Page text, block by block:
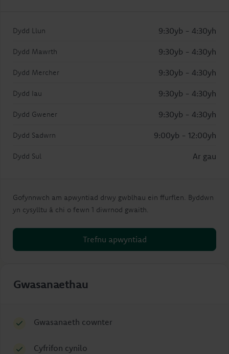
Dydd Llun 9:30yb - 4:30yh
Dydd Mawrth 9:30yb - 4:30yh
Dydd Mercher 9:30yb - 4:30yh
Dydd Iau 9:30yb - 4:30yh
Dydd Gwener 9:30yb - 4:30yh
Dydd Sadwrn 9:00yb - 12:00yh
Dydd Sul Ar gau
Gofynnwch am apwyntiad drwy gwblhau ein ffurflen. Byddwn
yn cysylltu â chi o fewn 1 diwrnod gwaith.
Trefnu apwyntiad
Gwasanaethau
Gwasanaeth cownter
Cyfrifon cynilo